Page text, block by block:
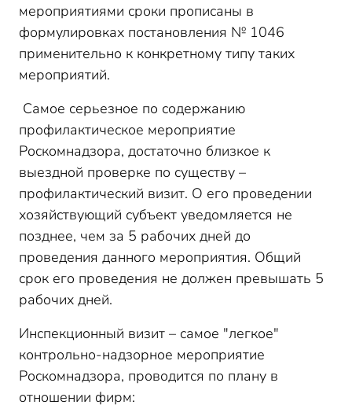
мероприятиями сроки прописаны в
формулировках постановления № 1046
применительно к конкретному типу таких
мероприятий.
Самое серьезное по содержанию
профилактическое мероприятие
Роскомнадзора, достаточно близкое к
выездной проверке по существу –
профилактический визит. О его проведении
хозяйствующий субъект уведомляется не
позднее, чем за 5 рабочих дней до
проведения данного мероприятия. Общий
срок его проведения не должен превышать 5
рабочих дней.
Инспекционный визит – самое "легкое"
контрольно-надзорное мероприятие
Роскомнадзора, проводится по плану в
отношении фирм: